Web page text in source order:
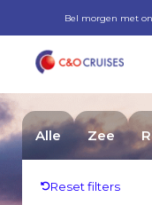
Bel morgen met